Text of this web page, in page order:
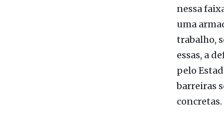
trabalho,
essas, a
pelo
barreiras
concretas.